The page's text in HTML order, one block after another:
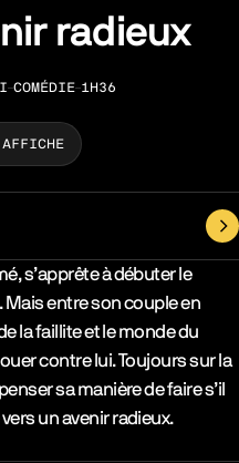
radieux
GENRE
COMÉDIE DURÉE
1H36
s’apprête à débuter le
entre son couple en
la faillite et le monde du
contre lui. Toujours sur la
sa manière de faire s’il
un avenir radieux.